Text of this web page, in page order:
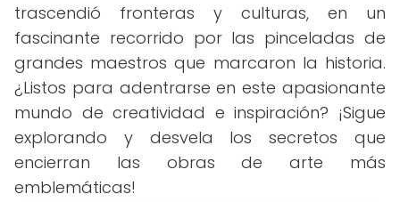
trascendió fronteras y culturas, en un
fascinante recorrido por las pinceladas de
grandes maestros que marcaron la historia.
¿Listos para adentrarse en este apasionante
mundo de creatividad e inspiración? ¡Sigue
explorando y desvela los secretos que
encierran las obras de arte más
emblemáticas!